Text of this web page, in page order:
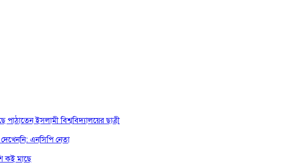
ইসলামী বিশ্ববিদ্যালয়ের ছাত্রী
এনসিপি নেতা
কই মাছে